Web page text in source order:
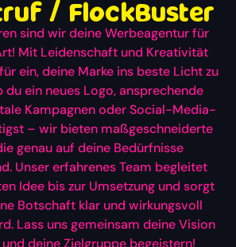
/ FlockBuster
sind wir deine Werbeagentur für
Mit Leidenschaft und Kreativität
ein, deine Marke ins beste Licht zu
du ein neues Logo, ansprechende
Kampagnen oder Social-Media-
– wir bieten maßgeschneiderte
genau auf deine Bedürfnisse
Unser erfahrenes Team begleitet
Idee bis zur Umsetzung und sorgt
Botschaft klar und wirkungsvoll
Lass uns gemeinsam deine Vision
deine Zielgruppe begeistern!